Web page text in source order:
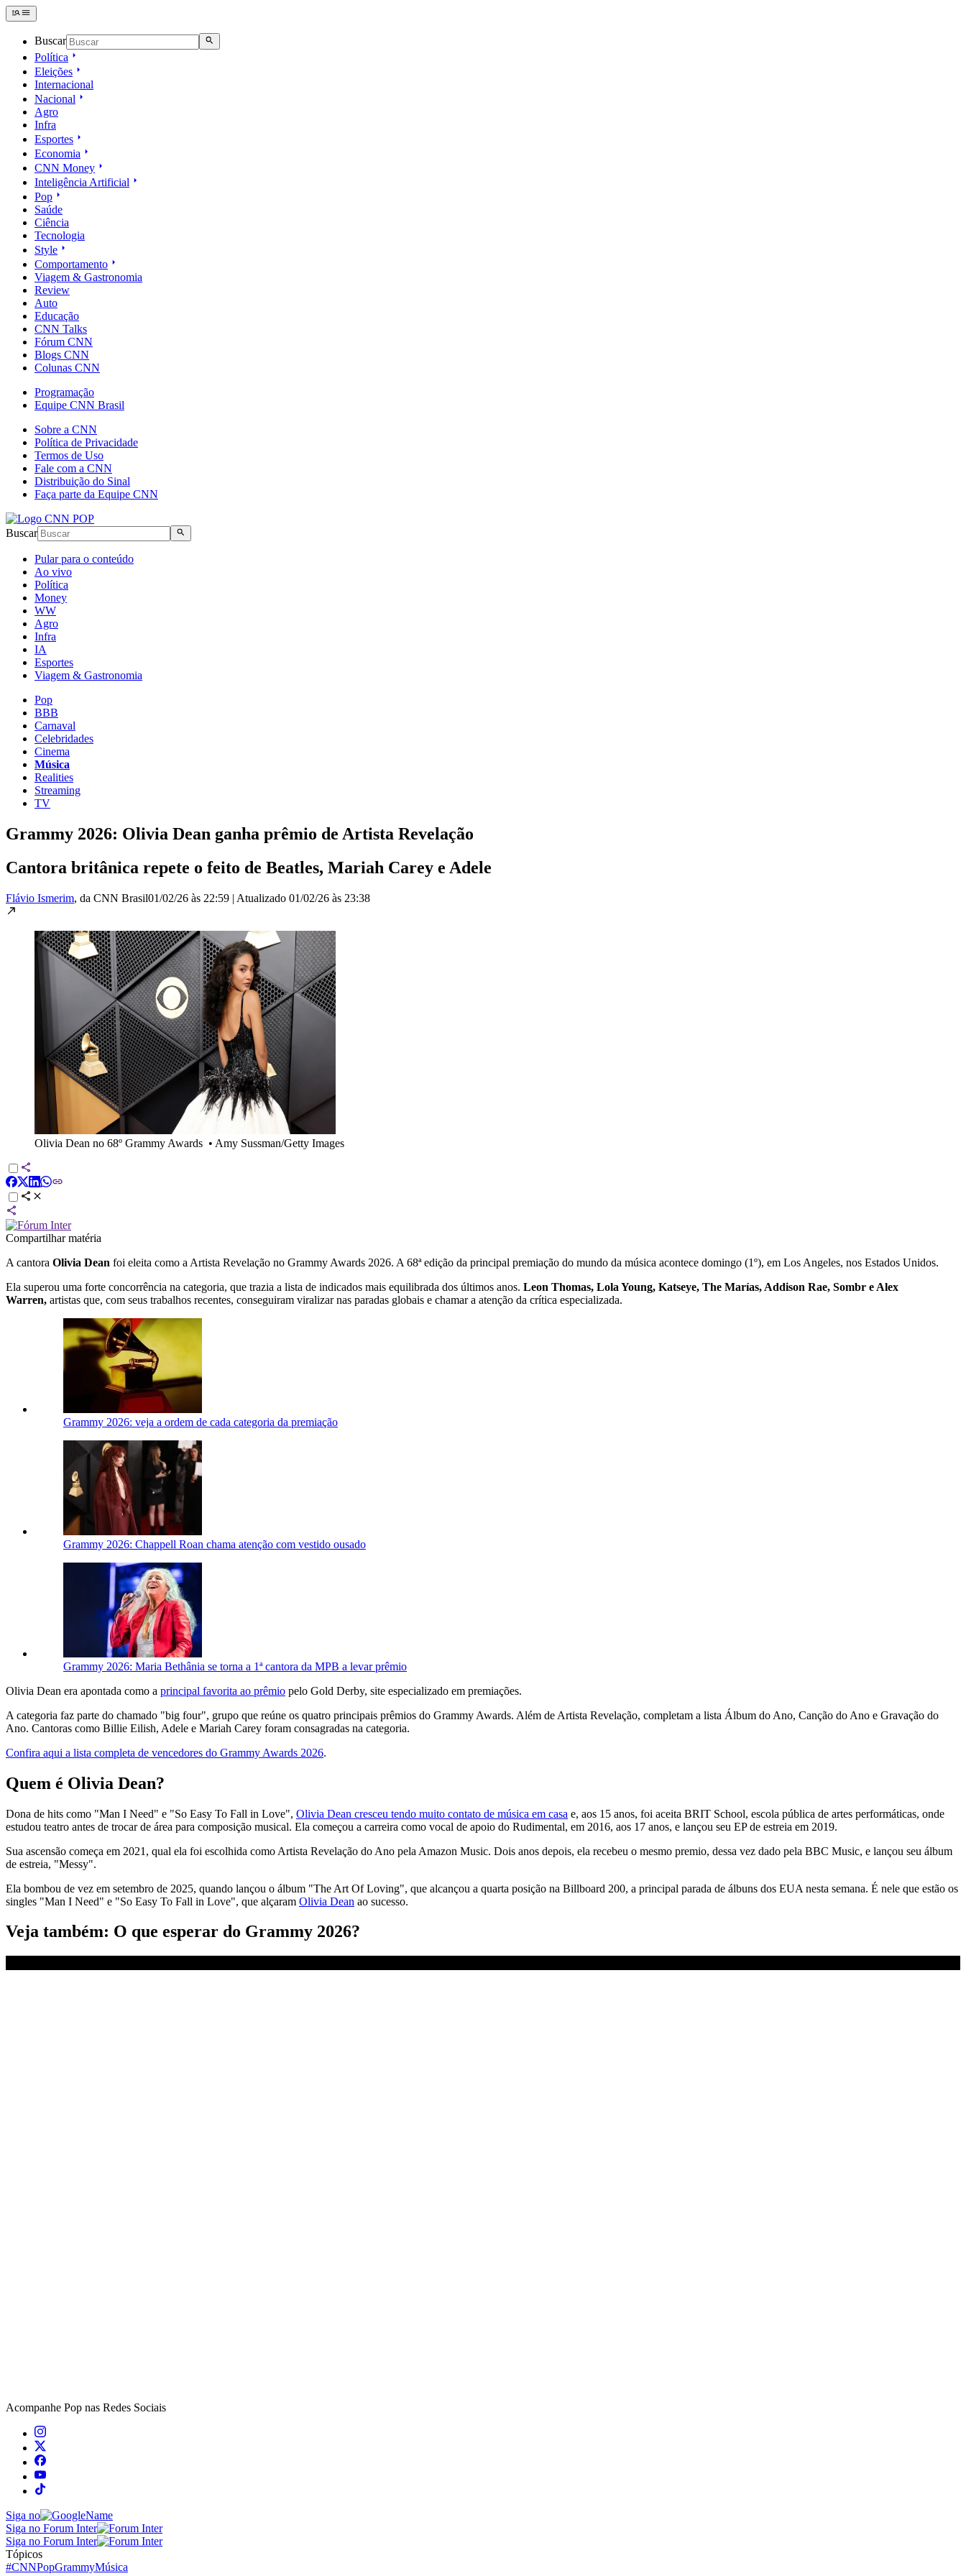
Buscar
Política
Eleições
Internacional
Nacional
Agro
Infra
Esportes
Economia
CNN Money
Inteligência Artificial
Pop
Saúde
Ciência
Tecnologia
Style
Comportamento
Viagem & Gastronomia
Review
Auto
Educação
CNN Talks
Fórum CNN
Blogs CNN
Colunas CNN
Programação
Equipe CNN Brasil
Sobre a CNN
Política de Privacidade
Termos de Uso
Fale com a CNN
Distribuição do Sinal
Faça parte da Equipe CNN
Buscar
Pular para o conteúdo
Ao vivo
Política
Money
WW
Agro
Infra
IA
Esportes
Viagem & Gastronomia
Pop
BBB
Carnaval
Celebridades
Cinema
Música
Realities
Streaming
TV
Grammy 2026: Olivia Dean ganha prêmio de Artista Revelação
Cantora britânica repete o feito de Beatles, Mariah Carey e Adele
Flávio Ismerim, da CNN Brasil01/02/26 às 22:59 | Atualizado 01/02/26 às 23:38
Olivia Dean no 68º Grammy Awards • Amy Sussman/Getty Images
Compartilhar matéria
A cantora Olivia Dean foi eleita como a Artista Revelação no Grammy Awards 2026. A 68ª edição da principal premiação do mundo da música acontece domingo (1º), em Los Angeles, nos Estados Unidos.
Ela superou uma forte concorrência na categoria, que trazia a lista de indicados mais equilibrada dos últimos anos. Leon Thomas, Lola Young, Katseye, The Marías, Addison Rae, Sombr e Alex
Warren, artistas que, com seus trabalhos recentes, conseguiram viralizar nas paradas globais e chamar a atenção da crítica especializada.
Grammy 2026: veja a ordem de cada categoria da premiação
Grammy 2026: Chappell Roan chama atenção com vestido ousado
Grammy 2026: Maria Bethânia se torna a 1ª cantora da MPB a levar prêmio
Olivia Dean era apontada como a principal favorita ao prêmio pelo Gold Derby, site especializado em premiações.
A categoria faz parte do chamado "big four", grupo que reúne os quatro principais prêmios do Grammy Awards. Além de Artista Revelação, completam a lista Álbum do Ano, Canção do Ano e Gravação do
Ano. Cantoras como Billie Eilish, Adele e Mariah Carey foram consagradas na categoria.
Confira aqui a lista completa de vencedores do Grammy Awards 2026.
Quem é Olivia Dean?
Dona de hits como "Man I Need" e "So Easy To Fall in Love", Olivia Dean cresceu tendo muito contato de música em casa e, aos 15 anos, foi aceita BRIT School, escola pública de artes performáticas, onde
estudou teatro antes de trocar de área para composição musical. Ela começou a carreira como vocal de apoio do Rudimental, em 2016, aos 17 anos, e lançou seu EP de estreia em 2019.
Sua ascensão começa em 2021, qual ela foi escolhida como Artista Revelação do Ano pela Amazon Music. Dois anos depois, ela recebeu o mesmo premio, dessa vez dado pela BBC Music, e lançou seu álbum
de estreia, "Messy".
Ela bombou de vez em setembro de 2025, quando lançou o álbum "The Art Of Loving", que alcançou a quarta posição na Billboard 200, a principal parada de álbuns dos EUA nesta semana. É nele que estão os
singles "Man I Need" e "So Easy To Fall in Love", que alçaram Olivia Dean ao sucesso.
Veja também: O que esperar do Grammy 2026?
Acompanhe Pop nas Redes Sociais
Siga no
Siga no Forum Inter
Siga no Forum Inter
Tópicos
#CNNPopGrammyMúsica